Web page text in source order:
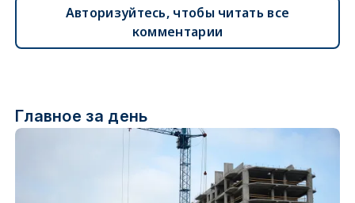
Авторизуйтесь, чтобы читать все
комментарии
Главное за день